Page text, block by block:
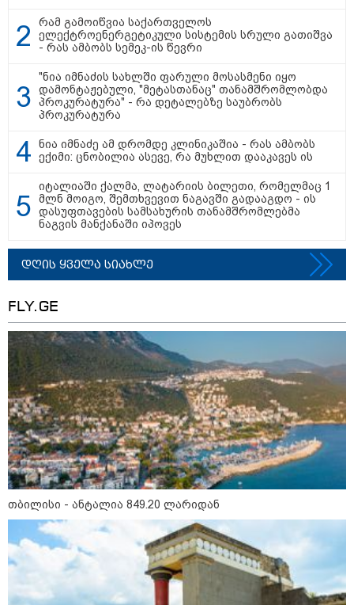
ირაკლი კობახიძე
15:17 / 06-08-2026
აზერბაიჯანული მედიის მიერ
გავრცელებულ ინფორმაციას
პასუხობენ
13:39 / 06-08-2026
ბაქომ საქართველოს საგარეო
უწყებას დიპლომატური ნოტა
გაუგზავნა - მიზეზი
აზერბაიჯანული სანომრე ნიშნის
მქონე სატვირთოების
კატეგორიის ყველა სიახლე
კატეგორიები
რამ გამოიწვია საქართველოს
ელექტროენერგეტიკული სისტემის სრული გათიშვა
- რას ამბობს სემეკ-ის წევრი
"ნია იმნაძის სახლში ფარული მოსასმენი იყო
დამონტაჟებული, "მეტასთანაც" თანამშრომლობდა
პროკურატურა" - რა დეტალებზე საუბრობს
პროკურატურა
ნია იმნაძე ამ დრომდე კლინიკაშია - რას ამბობს
ექიმი: ცნობილია ასევე, რა მუხლით დააკავეს ის
იტალიაში ქალმა, ლატარიის ბილეთი, რომელმაც 1
მლნ მოიგო, შემთხვევით ნაგავში გადააგდო - ის
დასუფთავების სამსახურის თანამშრომლებმა
ნაგვის მანქანაში იპოვეს
დღის ყველა სიახლე
FLY.GE
თბილისი - ანტალია 849.20 ლარიდან